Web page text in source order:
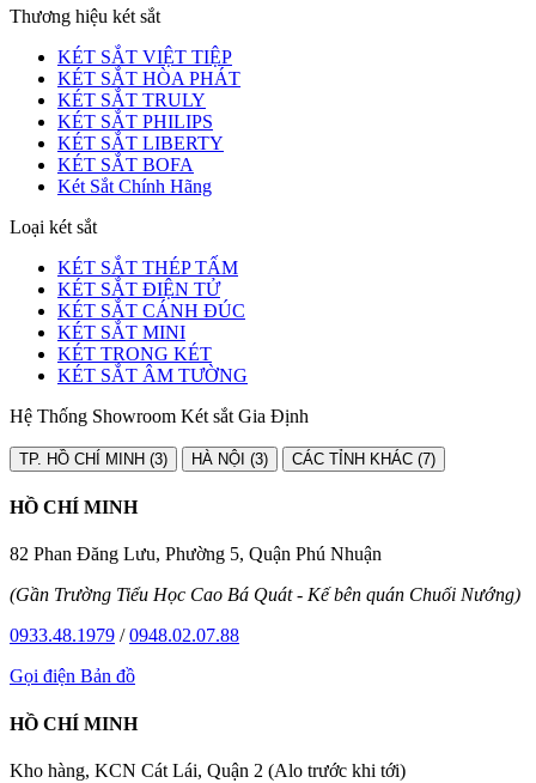
Thương hiệu két sắt
KÉT SẮT VIỆT TIỆP
KÉT SẮT HÒA PHÁT
KÉT SẮT TRULY
KÉT SẮT PHILIPS
KÉT SẮT LIBERTY
KÉT SẮT BOFA
Két Sắt Chính Hãng
Loại két sắt
KÉT SẮT THÉP TẤM
KÉT SẮT ĐIỆN TỬ
KÉT SẮT CÁNH ĐÚC
KÉT SẮT MINI
KÉT TRONG KÉT
KÉT SẮT ÂM TƯỜNG
Hệ Thống Showroom Két sắt Gia Định
TP. HỒ CHÍ MINH (3) HÀ NỘI (3) CÁC TỈNH KHÁC (7)
HỒ CHÍ MINH
82 Phan Đăng Lưu, Phường 5, Quận Phú Nhuận
(Gần Trường Tiểu Học Cao Bá Quát - Kế bên quán Chuối Nướng)
0933.48.1979 /0948.02.07.88
Gọi điện Bản đồ
HỒ CHÍ MINH
Kho hàng, KCN Cát Lái, Quận 2 (Alo trước khi tới)